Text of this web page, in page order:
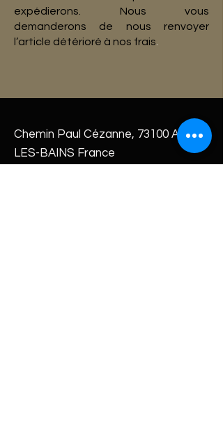
expédierons. Nous vous
demanderons de nous renvoyer
l’article détérioré à nos frais
Chemin Paul Cézanne, 73100 AIX-
LES-BAINS France